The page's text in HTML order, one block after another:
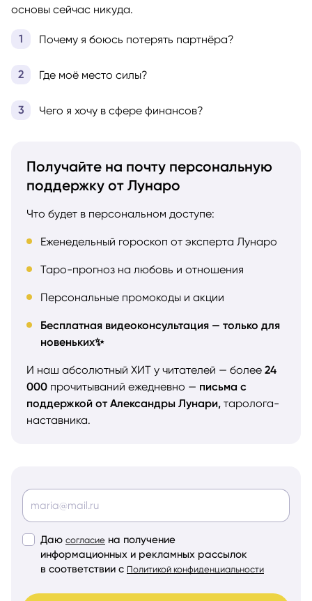
основы сейчас никуда.
Почему я боюсь потерять партнёра?
Где моё место силы?
Чего я хочу в сфере финансов?
Получайте на почту персональную
поддержку от Лунаро
Что будет в персональном доступе:
Еженедельный гороскоп от эксперта Лунаро
Таро-прогноз на любовь и отношения
Персональные промокоды и акции
Бесплатная видеоконсультация — только для
новеньких✨
И наш абсолютный ХИТ у читателей — более 24
000 прочитываний ежедневно — письма с
поддержкой от Александры Лунари, таролога-
наставника.
Даю согласие на получение
информационных и рекламных рассылок
в соответствии с Политикой конфиденциальности